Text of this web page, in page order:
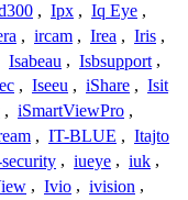
, Ipx , Iq Eye ,
, ircam , Irea , Iris ,
Isabeau , Isbsupport ,
, Iseeu , iShare , Isit
, iSmartViewPro ,
, IT-BLUE , Itajto
, iueye , iuk ,
, Ivio , ivision ,